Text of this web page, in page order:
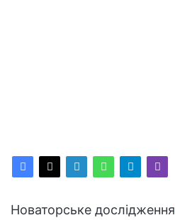
Новаторське дослідження